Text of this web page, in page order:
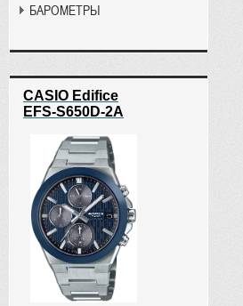
БАРОМЕТРЫ
CASIO Edifice
EFS-S650D-2A